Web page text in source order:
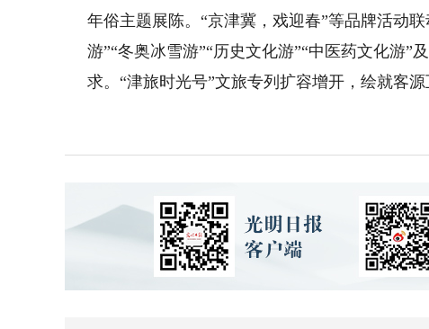
年俗主题展陈。“京津冀，戏迎春”等品牌活动
游”“冬奥冰雪游”“历史文化游”“中医药文化游”
求。“津旅时光号”文旅专列扩容增开，绘就客